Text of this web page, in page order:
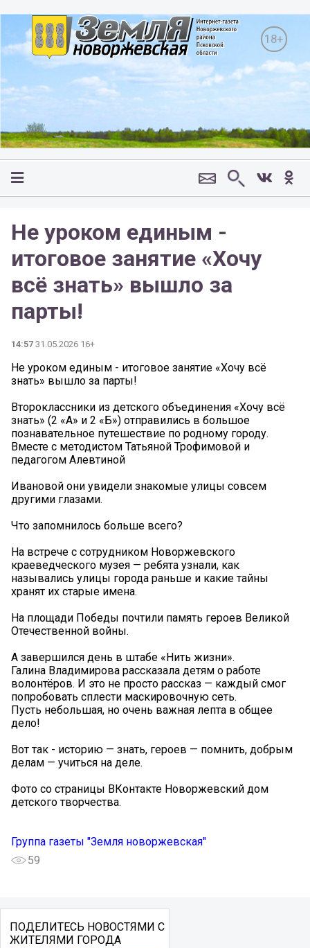
18+
Не уроком единым -
итоговое занятие «Хочу
всё знать» вышло за
парты!
14:57 31.05.2026 16+
Не уроком единым - итоговое занятие «Хочу всё
знать» вышло за парты!
Второклассники из детского объединения «Хочу всё
знать» (2 «А» и 2 «Б») отправились в большое
познавательное путешествие по родному городу.
Вместе с методистом Татьяной Трофимовой и
педагогом Алевтиной
Ивановой они увидели знакомые улицы совсем
другими глазами.
Что запомнилось больше всего?
На встрече с сотрудником Новоржевского
краеведческого музея — ребята узнали, как
назывались улицы города раньше и какие тайны
хранят их старые имена.
На площади Победы почтили память героев Великой
Отечественной войны.
А завершился день в штабе «Нить жизни».
Галина Владимирова рассказала детям о работе
волонтёров. И это не просто рассказ — каждый смог
попробовать сплести маскировочную сеть.
Пусть небольшая, но очень важная лепта в общее
дело!
Вот так - историю — знать, героев — помнить, добрым
делам — учиться на деле.
Фото со страницы ВКонтакте Новоржевский дом
детского творчества.
Группа газеты "Земля новоржевская"
59
ПОДЕЛИТЕСЬ НОВОСТЯМИ С
ЖИТЕЛЯМИ ГОРОДА